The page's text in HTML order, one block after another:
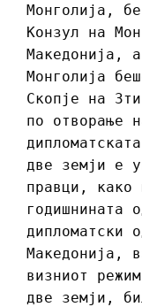
Монголија,
Конзул на
Македонија,
Монголија
Скопје на
по отворање
две земји е
правци, како
годишнината
дипломатски
Македонија,
визниот
две земји,